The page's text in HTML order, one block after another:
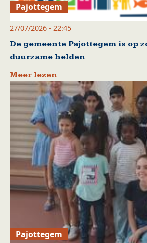
Pajottegem
27/07/2026 - 22:45
De gemeente Pajottegem is op
duurzame helden
Meer lezen
Pajottegem